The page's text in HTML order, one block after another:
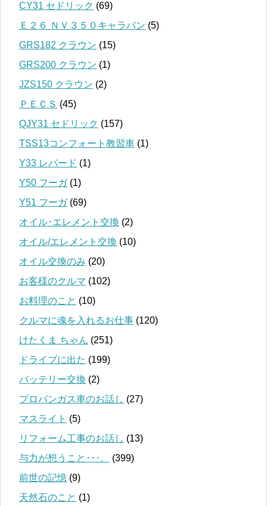
CY31 セドリック (69)
Ｅ２６ ＮＶ３５０キャラバン (5)
GRS182 クラウン (15)
GRS200 クラウン (1)
JZS150 クラウン (2)
ＰＥＣＳ (45)
QJY31 セドリック (157)
TSS13コンフォート教習車 (1)
Y33 レパード (1)
Y50 フーガ(1)
Y51 フーガ(69)
オイル･エレメント交換 (2)
オイル/エレメント交換 (10)
オイル交換のみ (20)
お客様のクルマ (102)
お料理のこと (10)
クルマに魂を入れるお仕事 (120)
けたくま ちゃん (251)
ドライブに出た (199)
バッテリー交換 (2)
プロパンガス車のお話し (27)
マスライト (5)
リフォーム工事のお話し (13)
与力が想うこと･･･。
(399)
前世の記憶 (9)
天然石のこと (1)